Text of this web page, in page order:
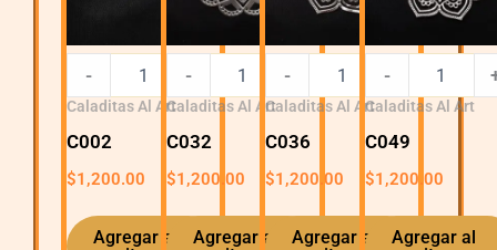
-
Caladitas Al Art
C002
$1,200.00
Agregar al
-
Caladitas Al Art
C032
$1,200.00
Agregar al
-
Caladitas Al Art
C036
$1,200.00
Agregar al
-
Caladitas Al Art
C049
$1,200.00
Agregar al